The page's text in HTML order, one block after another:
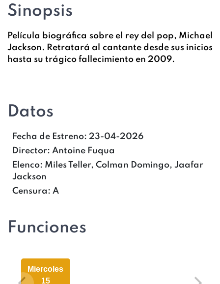
Sinopsis
Película biográfica sobre el rey del pop, Michael
Jackson. Retratará al cantante desde sus inicios
hasta su trágico fallecimiento en 2009.
Datos
Fecha de Estreno: 23-04-2026
Director: Antoine Fuqua
Elenco: Miles Teller, Colman Domingo, Jaafar
Jackson
Censura: A
Funciones
Miercoles
15